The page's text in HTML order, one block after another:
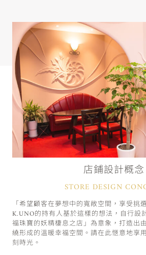
店鋪設計概念
STORE DESIGN
「希望顧客在夢想中的寬敞空間，享受挑
K.UNO的持有人基於這樣的想法，自行設
福珠寶的妖精棲息之店」為意象，打造出
繞形成的溫暖幸福空間。請在此愜意地享
刻時光。